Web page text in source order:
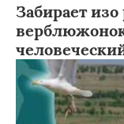
Забирает